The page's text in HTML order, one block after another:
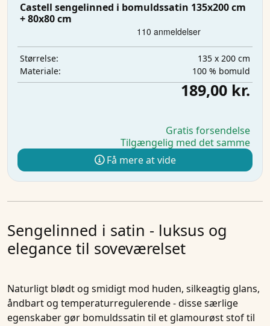
Castell sengelinned i bomuldssatin 135x200 cm
+ 80x80 cm
Størrelse:
135 x 200 cm
Materiale:
100 % bomuld
189,00 kr.
Gratis forsendelse
Tilgængelig med det samme
Få mere at vide
Sengelinned i satin - luksus og
elegance til soveværelset
Naturligt blødt og smidigt mod huden, silkeagtig glans,
åndbart og temperaturregulerende - disse særlige
egenskaber gør bomuldssatin til et glamourøst stof til